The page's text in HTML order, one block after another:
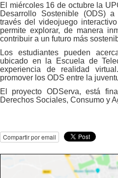
El miércoles 16 de octubre la
Desarrollo Sostenible (ODS)
través del videojuego
permite explorar, de manera
contribuir a un futuro más
Los estudiantes pueden
ubicado en la Escuela de
experiencia de realidad
promover los ODS entre la
El proyecto ODServa, está
Derechos Sociales, Consumo y
Compartir por email